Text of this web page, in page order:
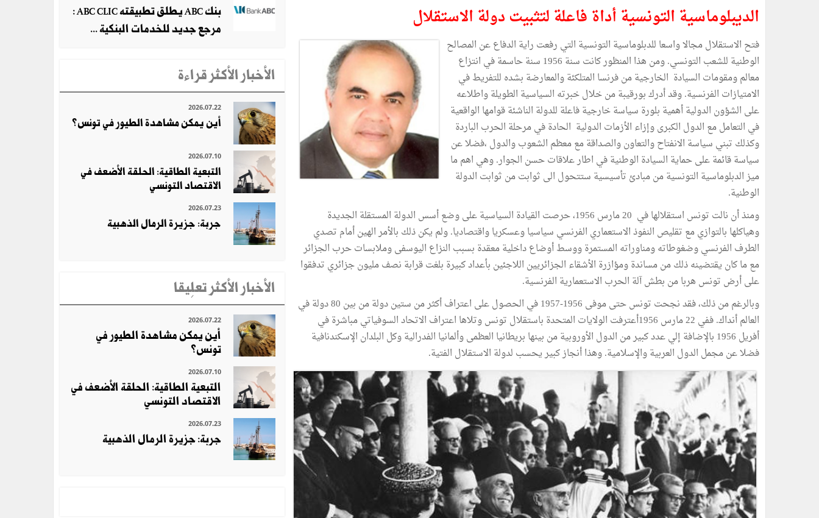
الديبلوماسية التونسية أداة فاعلة لتثبيت دولة الاستقلال
فتح الاستقلال مجالا واسعا للدبلوماسية التونسية التي رفعت راية الدفاع عن المصالح
الوطنية للشعب التونسي. ومن هذا المنظور كانت سنة 1956 سنة حاسمة في انتزاع
معالم ومقومات السيادة الخارجية من فرنسا المتلكئة والمعارضة بشده للتفريط في
الامتيازات الفرنسية. وقد أدرك بورقيبة من خلال خبرته السياسية الطويلة واطلاعه
على الشؤون الدولية أهمية بلورة سياسة خارجية فاعلة للدولة الناشئة قوامها الواقعية
في التعامل مع الدول الكبرى وإزاء الأزمات الدولية الحادة في مرحلة الحرب الباردة
وكذلك تبني سياسة الانفتاح والتعاون والصداقة مع معظم الشعوب والدول ،فضلا عن
سياسة قائمة على حماية السيادة الوطنية في اطار علاقات حسن الجوار. وهي اهم ما
ميز الدبلوماسية التونسية من مبادئ تأسيسية ستتحول الى ثوابت من ثوابت الدولة
الوطنية.
ومنذ أن نالت تونس استقلالها في 20 مارس 1956، حرصت القيادة السياسية على وضع أسس الدولة المستقلة الجديدة
وهياكلها بالتوازي مع تقليص النفوذ الاستعماري الفرنسي سياسيا وعسكريا واقتصاديا. ولم يكن ذلك بالأمر الهين أمام تصدي
الطرف الفرنسي وضغوطاته ومناوراته المستمرة ووسط أوضاع داخلية معقدة بسبب النزاع اليوسفى وملابسات حرب الجزائر
مع ما كان يقتضينه ذلك من مساندة ومؤازرة الأشقاء الجزائريين اللاجئين بأعداد كبيرة بلغت قرابة نصف مليون جزائري تدفقوا
على أرض تونس هربا من بطش آلة الحرب الاستعمارية الفرنسية.
وبالرغم من ذلك، فقد نجحت تونس حتى موفى 1956-1957 في الحصول على اعتراف أكثر من ستين دولة من بين 80 دولة في
العالم أنداك. ففي 22 مارس 1956أعترفت الولايات المتحدة باستقلال تونس وتلاها اعتراف الاتحاد السوفياتي مباشرة في
أفريل 1956 بالإضافة إلي عدد كبير من الدول الأوروبية من بينها بريطانيا العظمى وألمانيا الفدرالية وكل البلدان الإسكندنافية
فضلا عن مجمل الدول العربية والإسلامية. وهذا أنجاز كبير يحسب لدولة الاستقلال الفتية.
بنك ABC يطلق تطبيقته ABC CLIC :
مرجع جديد للخدمات البنكية ...
الأخبار الأكثر قراءة
2026.07.22
أين يمكن مشاهدة الطيور في تونس؟
2026.07.10
التبعية الطاقية: الحلقة الأضعف في
الاقتصاد التونسي
2026.07.23
جربة: جزيرة الرمال الذهبية
الأخبار الأكثر تعلِيقا
2026.07.22
أين يمكن مشاهدة الطيور في
تونس؟
2026.07.10
التبعية الطاقية: الحلقة الأضعف في
الاقتصاد التونسي
2026.07.23
جربة: جزيرة الرمال الذهبية